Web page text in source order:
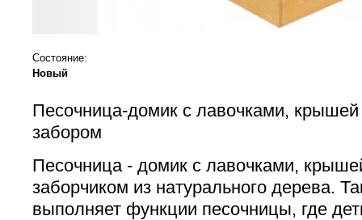
Состояние:
Новый
Песочница-домик с лавочками,
забором
Песочница - домик с лавочками,
заборчиком из натурального дерева.
выполняет функции песочницы, где